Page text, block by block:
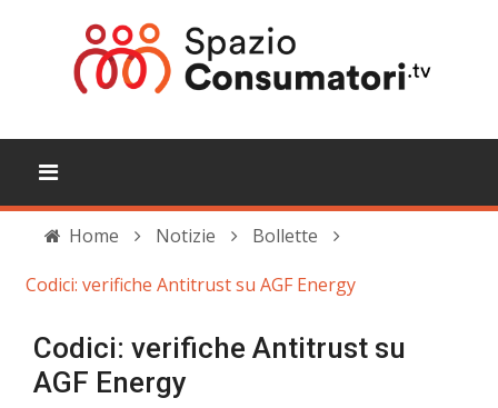
Home Notizie
Bollette
Codici: verifiche Antitrust su AGF Energy
Codici: verifiche Antitrust su
AGF Energy